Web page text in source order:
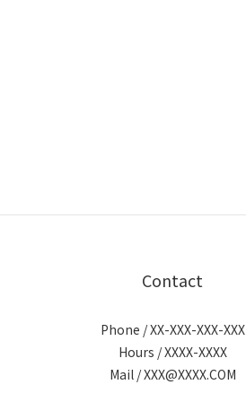
Contact
Phone / XX-XXX-XXX-XXX
Hours / XXXX-XXXX
Mail / XXX@XXXX.COM